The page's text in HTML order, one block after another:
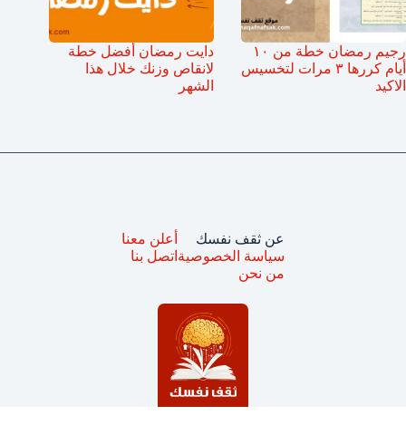
رجيم رمضان خطة من ١٠
أيام كررها ٣ مرات لتخسيس
الاكيد
دايت رمضان أفضل خطة
لانقاص وزنك خلال هذا
الشهر
عن ثقف نفسك
سياسة الخصوصية
من نحن
أعلن معنا
اتصل بنا